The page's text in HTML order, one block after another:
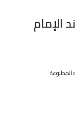
الإمام
المطبوعة